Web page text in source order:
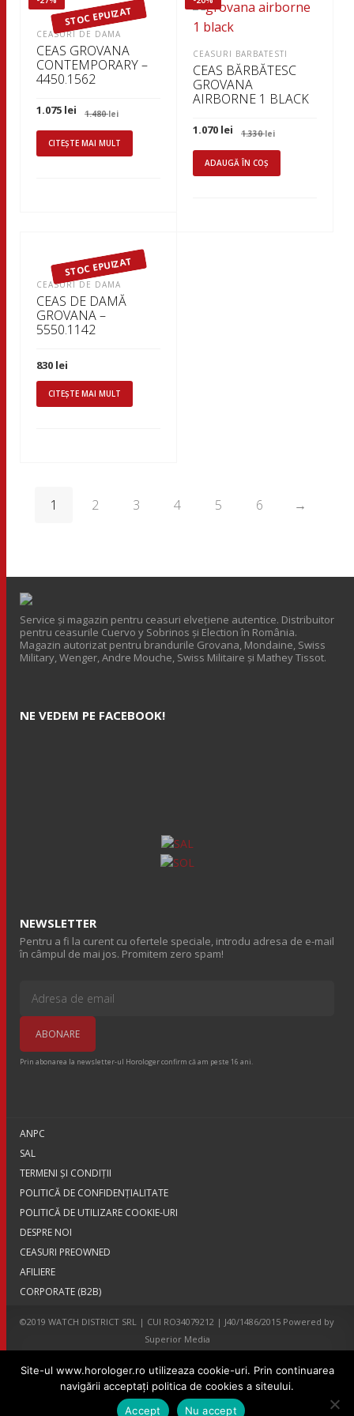
STOC EPUIZAT
CEASURI DE DAMA
CEAS GROVANA
CONTEMPORARY –
4450.1562
1.480leiPrețul
inițial
a
fost:
1.480 lei.
1.075 lei Prețul
curent
este:
1.075 lei.
CITEȘTE MAI MULT
CEASURI BARBATESTI
CEAS BĂRBĂTESC
GROVANA
AIRBORNE 1 BLACK
1.330leiPrețul
inițial
a
1.330 lei.
1.070 lei Prețul
curent
este:
ADAUGĂ ÎN COȘ
STOC EPUIZAT
CEASURI DE DAMA
CEAS DE DAMĂ
GROVANA –
5550.1142
830 lei
CITEȘTE MAI MULT
1 2 3 4 5 6 →
Service și magazin pentru ceasuri elveţiene autentice. Distribuitor
pentru ceasurile Cuervo y Sobrinos și Election în România.
Magazin autorizat pentru brandurile Grovana, Mondaine, Swiss
Military, Wenger, Andre Mouche, Swiss Militaire și Mathey Tissot.
NE VEDEM PE FACEBOOK!
NEWSLETTER
Pentru a fi la curent cu ofertele speciale, introdu adresa de e-mail
în câmpul de mai jos. Promitem zero spam!
Prin abonarea la newsletter-ul Horologer confirm că am peste 16 ani.
ANPC
SAL
TERMENI ŞI CONDIŢII
POLITICĂ DE CONFIDENȚIALITATE
POLITICĂ DE UTILIZARE COOKIE-URI
DESPRE NOI
CEASURI PREOWNED
AFILIERE
CORPORATE (B2B)
©2019 WATCH DISTRICT SRL | CUI RO34079212 | J40/1486/2015 Powered by
Superior Media
Site-ul www.horologer.ro utilizeaza cookie-uri. Prin continuarea
navigării acceptaţi politica de cookies a siteului.
Accept
Nu accept